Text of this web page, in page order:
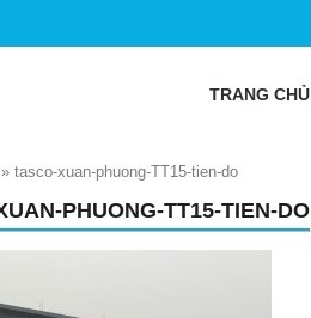
TRANG CHỦ
» tasco-xuan-phuong-TT15-tien-do
PHUONG-TT15-TIEN-DO